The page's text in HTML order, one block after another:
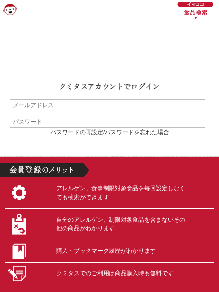
パスワードの再設定/パスワードを忘れた場合
アレルゲン、食事制限対象食品を毎回設定しなく
ても検索ができます
自分のアレルゲン、制限対象食品を含まないその
他の商品がわかります
購入・ブックマーク履歴がわかります
クミタスでのご利用は商品購入時も無料です